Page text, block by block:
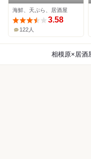
海鮮、天ぷら、居酒屋
3.58
122人
相模原×居酒